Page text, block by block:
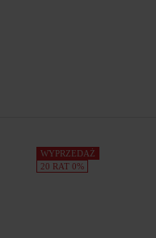
WYPRZEDAŻ
20 RAT 0%